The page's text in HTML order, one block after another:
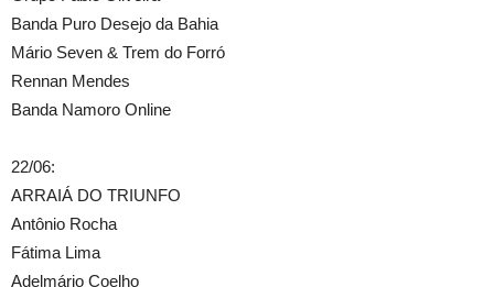
Banda Puro Desejo da Bahia
Mário Seven & Trem do Forró
Rennan Mendes
Banda Namoro Online
22/06:
ARRAIÁ DO TRIUNFO
Antônio Rocha
Fátima Lima
Adelmário Coelho